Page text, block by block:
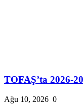
TOFAŞ’ta 2026-
Ağu 10, 2026 0